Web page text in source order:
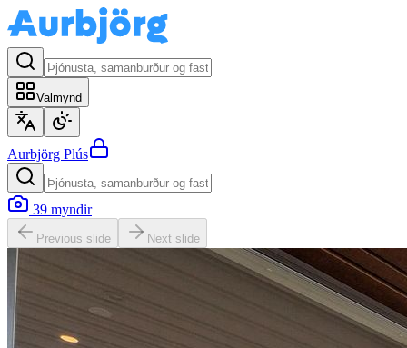
Valmynd
Aurbjörg Plús
39 myndir
Previous slide Next slide